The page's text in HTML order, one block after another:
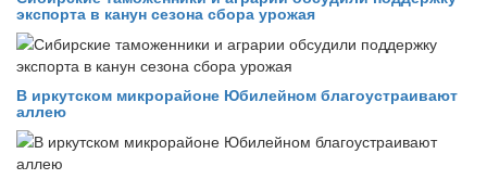
экспорта в канун сезона сбора урожая
В иркутском микрорайоне Юбилейном благоустраивают
аллею